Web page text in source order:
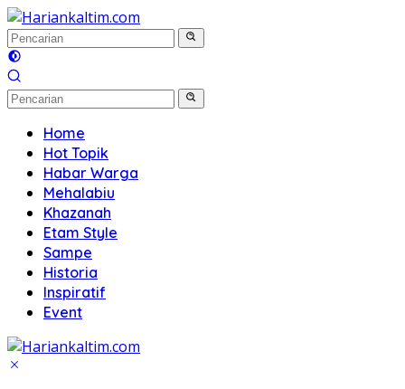
Langsung
ke
konten
Home
Hot Topik
Habar Warga
Mehalabiu
Khazanah
Etam Style
Sampe
Historia
Inspiratif
Event